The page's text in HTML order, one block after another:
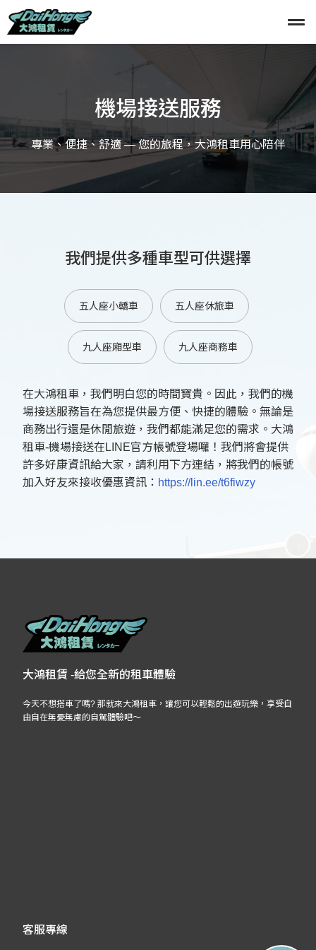
機場接送服務
專業、便捷、舒適 — 您的旅程，大鴻租車用心陪伴
我們提供多種車型可供選擇
五人座小轎車 五人座休旅車
九人座廂型車 九人座商務車
在大鴻租車，我們明白您的時間寶貴。因此，我們的機
場接送服務旨在為您提供最方便、快捷的體驗。無論是
商務出行還是休閒旅遊，我們都能滿足您的需求。大鴻
租車-機場接送在LINE官方帳號登場囉！我們將會提供
許多好康資訊給大家，請利用下方連結，將我們的帳號
加入好友來接收優惠資訊： https://lin.ee/t6fiwzy
大鴻租賃 -給您全新的租車體驗
今天不想搭車了嗎? 那就來大鴻租車，讓您可以輕鬆的出遊玩樂，享受自
由自在無憂無慮的自駕體驗吧～
客服專線